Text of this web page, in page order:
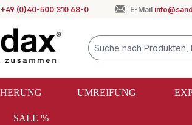
springen
+49 (0)40-500 310 68-0 E-Mail
UMREIFUNG
SALE %
Zurrgurte